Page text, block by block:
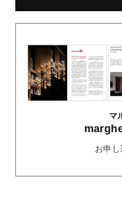
マ
お申